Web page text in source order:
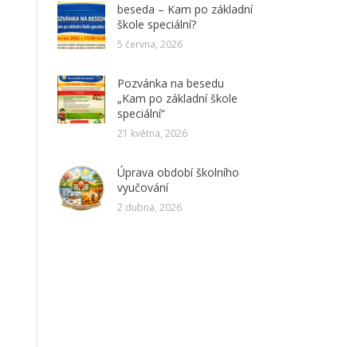
beseda – Kam po základní
škole speciální?
5 června, 2026
Pozvánka na besedu
„Kam po základní škole
speciální“
21 května, 2026
Úprava období školního
vyučování
2 dubna, 2026